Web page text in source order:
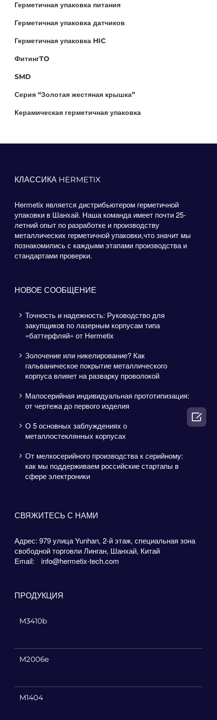
Герметичная упаковка питания
Герметичная упаковка датчиков
Герметичная упаковка HIC
ФитингTO
SMD
Серия “Золотая жестяная крышка”
Керамическая герметичная упаковка
КЛАССИКА HERMETIX
Hermetix является дистрибьютером герметичной
упаковки в Шанхай. Наша команда имеет почти 25-
летний опыт по разработке и производству
металлических герметичной упаковки,что значит мы
познакомились с каждыми этапами производства и
стандартами проверки.
НОВОЕ СООБЩЕНИЕ
Точность и надежность: Руководство для
закупщиков по лазерным корпусам типа
«баттерфляй» от Hermetix
Золочение или никелирование? Как
гальваническое покрытие металлического
корпуса влияет на разварку проволокой
Малосерийная индивидуальная прототипизация:
от чертежа до первого изделия
О 5 основных заблуждениях о
металлостеклянных корпусах
От мелкосерийного производства к серийному:
как мы поддерживаем российские стартапы в
сфере электроники
СВЯЖИТЕСЬ С НАМИ
Адрес: 979 улица Yunhan, 2-й этаж, специальная зона
свободной торговли Линган, Шанхай, Китай
Email:
info@hermetix-tech.com
ПРОДУКЦИЯ
M3410b
M2006e
M1404
